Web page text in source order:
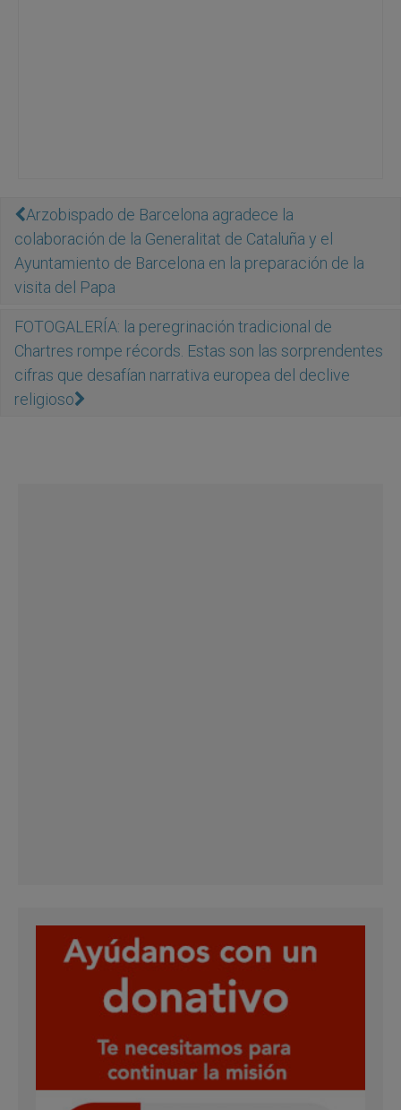
Arzobispado de Barcelona agradece la
colaboración de la Generalitat de Cataluña y el
Ayuntamiento de Barcelona en la preparación de la
visita del Papa
FOTOGALERÍA: la peregrinación tradicional de
Chartres rompe récords. Estas son las sorprendentes
cifras que desafían narrativa europea del declive
religioso